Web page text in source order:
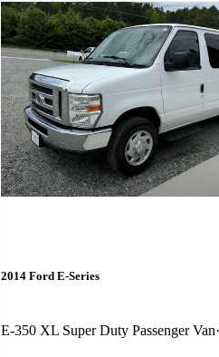
2014 Ford E-Series
E-350 XL Super Duty Passenger Van